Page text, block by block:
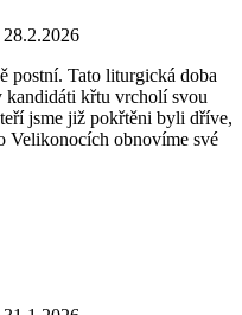
28.2.2026
postní. Tato liturgická doba
křtu vrcholí svou
jsme již pokřtěni byli dříve,
Velikonocích obnovíme své